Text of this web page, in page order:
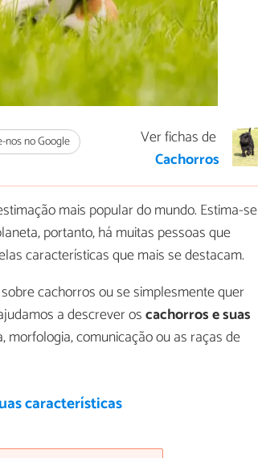
nos no Google
Ver fichas de
Cachorros
mais popular do mundo. Estima-se
portanto, há muitas pessoas que
características que mais se destacam.
cachorros ou se simplesmente quer
a descrever oscachorros e suas
comunicação ou as raças de
características